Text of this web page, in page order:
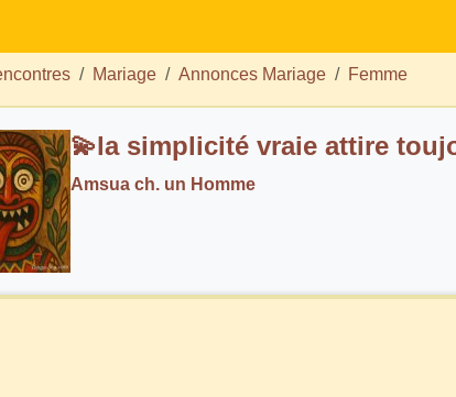
Mariage Annonces Mariage Femme
💫la simplicité vraie attire
Amsua ch. un Homme